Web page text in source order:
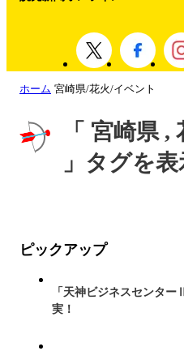
ホーム 宮崎県/花火/イベント
「 宮崎県 ,
」タグを
ピックアップ
「天神ビジネスセンタ
実！